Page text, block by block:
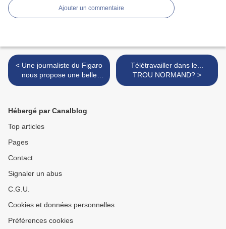
Ajouter un commentaire
< Une journaliste du Figaro
nous propose une belle
escapade normande iodée
Télétravailler dans le...
TROU NORMAND? >
Hébergé par Canalblog
Top articles
Pages
Contact
Signaler un abus
C.G.U.
Cookies et données personnelles
Préférences cookies